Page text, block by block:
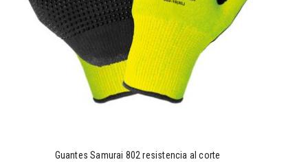
Guantes Samurai 802 resistencia al corte